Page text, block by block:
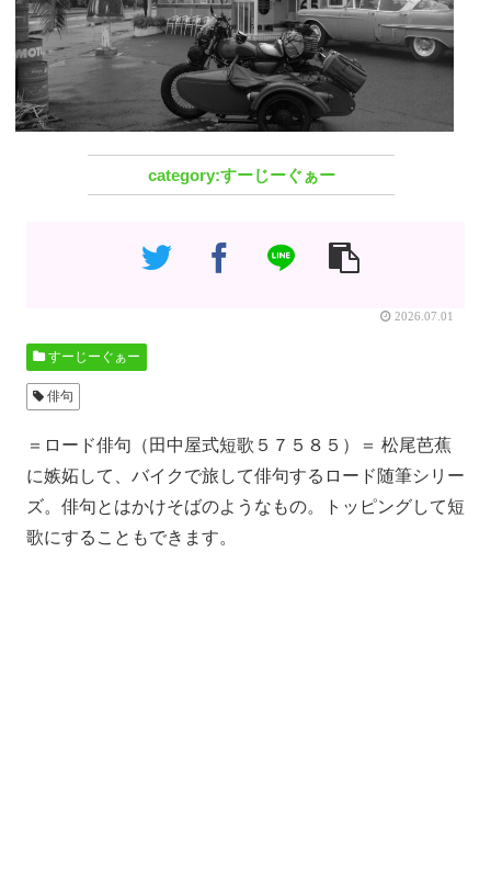
すーじーぐぁー
2026.07.01
すーじーぐぁー
俳句
＝ロード俳句（田中屋式短歌５７５８５）＝ 松尾芭蕉
に嫉妬して、バイクで旅して俳句するロード随筆シリー
ズ。俳句とはかけそばのようなもの。トッピングして短
歌にすることもできます。